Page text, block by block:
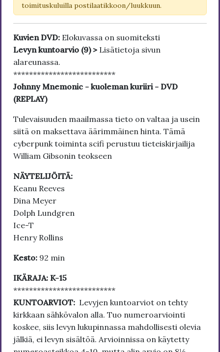
toimituskuluilla postilaatikkoon/luukkuun.
Kuvien DVD: Elokuvassa on suomiteksti
Levyn kuntoarvio (9) > Lisätietoja sivun
alareunassa.
**************************
Johnny Mnemonic - kuoleman kuriiri - DVD
(REPLAY)
Tulevaisuuden maailmassa tieto on valtaa ja usein
siitä on maksettava äärimmäinen hinta. Tämä
cyberpunk toiminta scifi perustuu tieteiskirjailija
William Gibsonin teokseen
NÄYTELIJÖITÄ:
Keanu Reeves
Dina Meyer
Dolph Lundgren
Ice-T
Henry Rollins
Kesto: 92 min
IKÄRAJA: K-15
**************************
KUNTOARVIOT: Levyjen kuntoarviot on tehty
kirkkaan sähkövalon alla. Tuo numeroarviointi
koskee, siis levyn lukupinnassa mahdollisesti olevia
jälkiä, ei levyn sisältöä. Arvioinnissa on käytetty